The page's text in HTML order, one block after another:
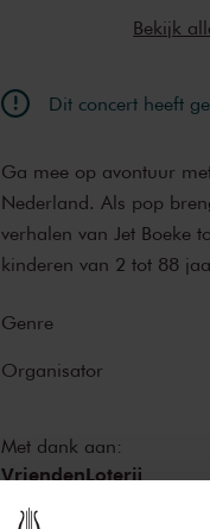
Mark
Bekijk
Dit concert heeft
Ga mee op avontuur
Nederland. Als pop
verhalen van Jet Boeke
kinderen van 2 tot 88
Genre
Organisator
Met dank aan:
VriendenLoterij